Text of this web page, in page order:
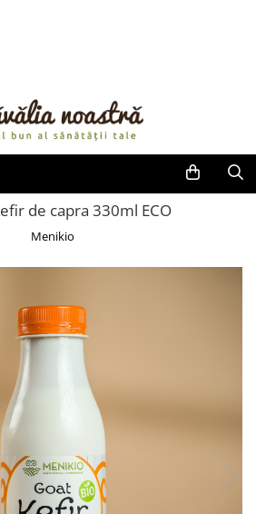
de capra 330ml ECO
Menikio